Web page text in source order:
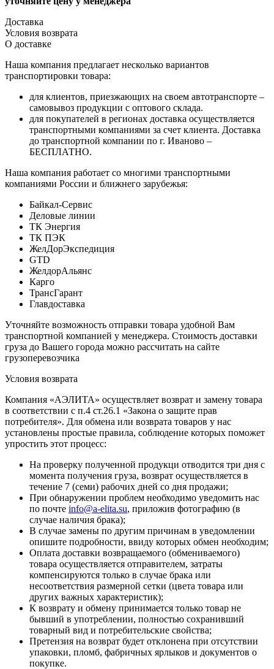
Доставка
Условия возврата
О доставке
Наша компания предлагает несколько вариантов
транспортировки товара:
для клиентов, приезжающих на своем автотранспорте –
самовывоз продукции с оптового склада.
для покупателей в регионах доставка осуществляется
транспортными компаниями за счет клиента. Доставка
до транспортной компании по г. Иваново –
БЕСПЛАТНО.
Наша компания работает со многими транспортными
компаниями России и ближнего зарубежья:
Байкал-Сервис
Деловые линии
ТК Энергия
ТК ПЭК
ЖелДорЭкспедиция
GTD
ЖелдорАльянс
Карго
ТрансГарант
Главдоставка
Уточняйте возможность отправки товара удобной Вам
транспортной компанией у менеджера. Стоимость доставки
груза до Вашего города можно рассчитать на сайте
грузоперевозчика
Условия возврата
Компания «АЭЛИТА» осуществляет возврат и замену товара
в соответствии с п.4 ст.26.1 «Закона о защите прав
потребителя». Для обмена или возврата товаров у нас
установлены простые правила, соблюдение которых поможет
упростить этот процесс:
На проверку полученной продукци отводится три дня с
момента получения груза, возврат осуществляется в
течение 7 (семи) рабочих дней со дня продажи;
При обнаружении проблем необходимо уведомить нас
по почте info@a-elita.su, приложив фотографию (в
случае наличия брака);
В случае замены по другим причинам в уведомлении
опишите подробности, ввиду которых обмен необходим;
Оплата доставки возвращаемого (обмениваемого)
товара осуществляется отправителем, затраты
компенсируются только в случае брака или
несоответствия размерной сетки (цвета товара или
других важных характеристик);
К возврату и обмену принимается только товар не
бывший в употреблении, полностью сохранивший
товарный вид и потребительские свойства;
Претензия на возврат будет отклонена при отсутствии
упаковки, пломб, фабричных ярлыков и документов о
покупке.